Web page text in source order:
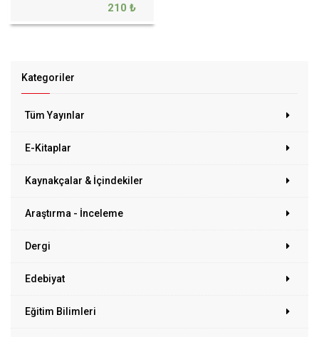
Kategoriler
Tüm Yayınlar
E-Kitaplar
Kaynakçalar & İçindekiler
Araştırma - İnceleme
Dergi
Edebiyat
Eğitim Bilimleri
210 ₺